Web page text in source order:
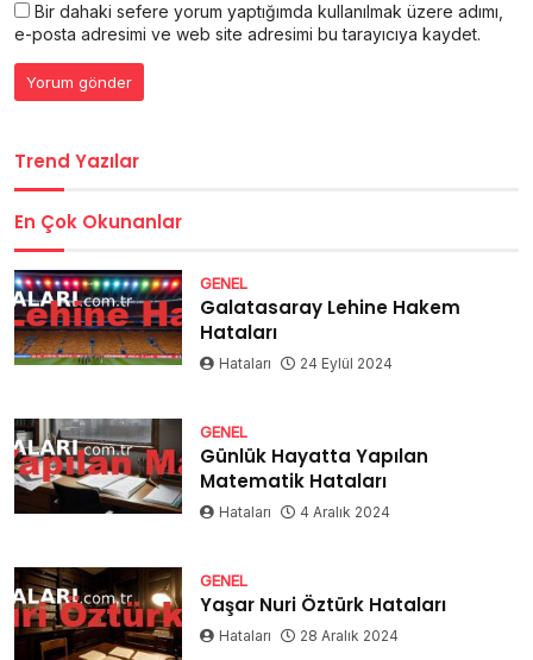
Bir dahaki sefere yorum yaptığımda kullanılmak üzere adımı,
e-posta adresimi ve web site adresimi bu tarayıcıya kaydet.
Trend Yazılar
En Çok Okunanlar
GENEL
Galatasaray Lehine Hakem
Hataları
Hataları 24 Eylül 2024
GENEL
Günlük Hayatta Yapılan
Matematik Hataları
Hataları 4 Aralık 2024
GENEL
Yaşar Nuri Öztürk Hataları
Hataları 28 Aralık 2024